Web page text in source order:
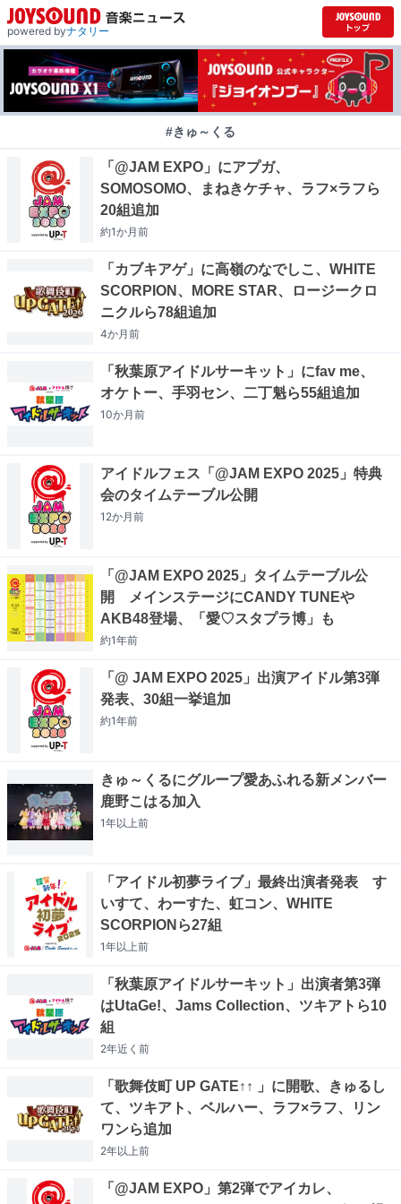
powered byナタリー
#きゅ～くる
「@JAM EXPO」にアプガ、
SOMOSOMO、まねきケチャ、ラフ×ラフら
20組追加
約1か月前
「カブキアゲ」に高嶺のなでしこ、WHITE
SCORPION、MORE STAR、ロージークロ
ニクルら78組追加
4か月前
「秋葉原アイドルサーキット」にfav me、
オケトー、手羽セン、二丁魁ら55組追加
10か月前
アイドルフェス「@JAM EXPO 2025」特典
会のタイムテーブル公開
12か月前
「@JAM EXPO 2025」タイムテーブル公
開 メインステージにCANDY TUNEや
AKB48登場、「愛♡スタプラ博」も
約1年前
「@ JAM EXPO 2025」出演アイドル第3弾
発表、30組一挙追加
約1年前
きゅ～くるにグループ愛あふれる新メンバー
鹿野こはる加入
1年以上前
「アイドル初夢ライブ」最終出演者発表 す
いすて、わーすた、虹コン、WHITE
SCORPIONら27組
1年以上前
「秋葉原アイドルサーキット」出演者第3弾
はUtaGe!、Jams Collection、ツキアトら10
組
2年近く 前
「歌舞伎町 UP GATE↑↑ 」に開歌、きゅるし
て、ツキアト、ベルハー、ラフ×ラフ、リン
ワンら追加
2年以上前
「@JAM EXPO」第2弾でアイカレ、